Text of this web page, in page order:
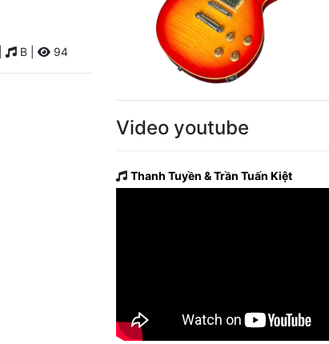
B | 94
Video youtube
Thanh Tuyền & Trần Tuấn Kiệt